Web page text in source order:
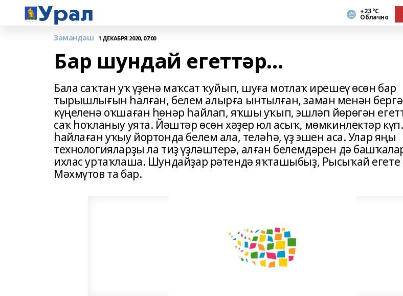
+23 °С
Облачно
Замандаш 1 ДЕКАБРЯ 2020, 07:00
Бар шундай егеттәр...
Бала саҡтан уҡ үҙенә маҡсат ҡуйып, шуға мотлаҡ ирешеү өсөн бар
тырышлығын һалған, белем алырға ынтылған, заман менән бергә
күңеленә оҡшаған һөнәр һайлап, яҡшы уҡып, эшләп йөрөгән
саҡ һоҡланыу уята. Йәштәр өсөн хәҙер юл асыҡ, мөмкинлектәр
һайлаған уҡыу йортонда белем ала, теләһә, үҙ эшен аса. Улар яңы
технологияларҙы ла тиҙ үҙләштерә, алған белемдәрен дә
ихлас уртаҡлаша. Шундайҙар рәтендә яҡташыбыҙ, Рысыҡай
Мәхмүтов та бар.